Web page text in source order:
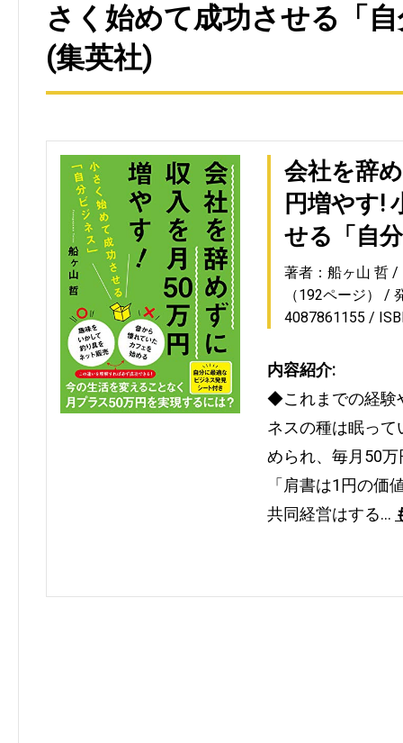
さく始めて成功させる「
(集英社)
会社を辞
円増やす!
せる「自
著者：船ヶ山 哲
（192ページ）
4087861155
内容紹介:
◆これまでの経験
ネスの種は眠っ
められ、毎月50
「肩書は1円の価
共同経営はする…